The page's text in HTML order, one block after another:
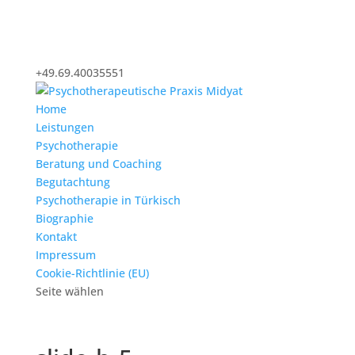
+49.69.40035551
Home
Leistungen
Psychotherapie
Beratung und Coaching
Begutachtung
Psychotherapie in Türkisch
Biographie
Kontakt
Impressum
Cookie-Richtlinie (EU)
Seite wählen